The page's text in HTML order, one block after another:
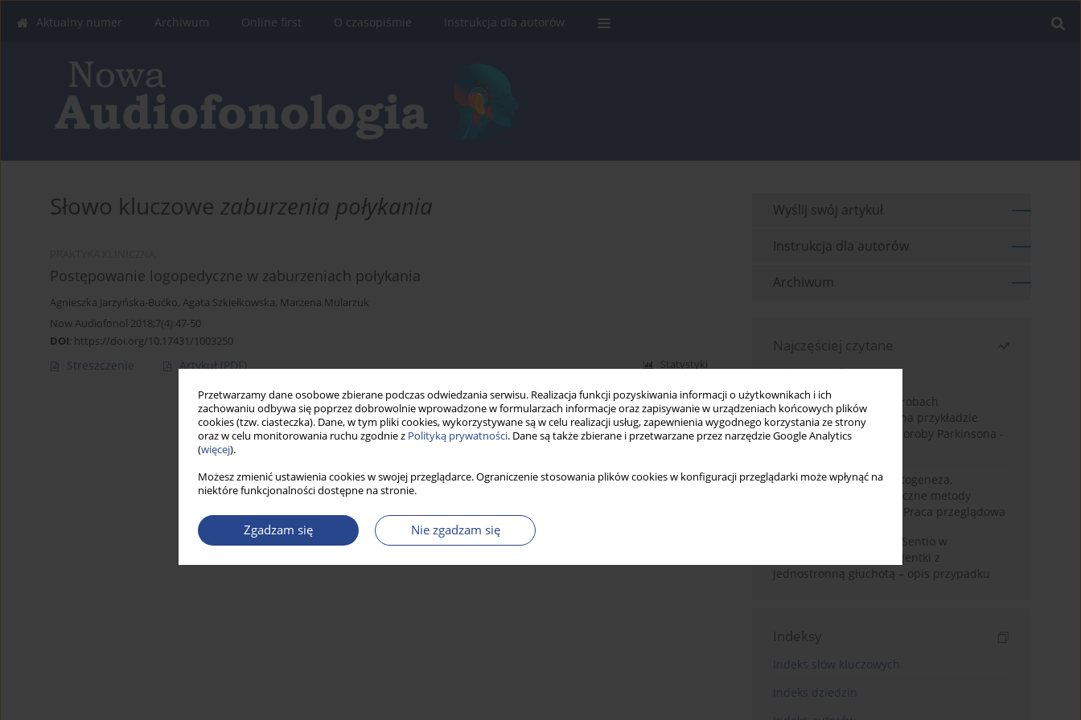
Przetwarzamy dane osobowe zbierane podczas odwiedzania serwisu. Realizacja funkcji pozyskiwania informacji o użytkownikach i ich
zachowaniu odbywa się poprzez dobrowolnie wprowadzone w formularzach informacje oraz zapisywanie w urządzeniach końcowych plików
cookies (tzw. ciasteczka). Dane, w tym pliki cookies, wykorzystywane są w celu realizacji usług, zapewnienia wygodnego korzystania ze strony
oraz w celu monitorowania ruchu zgodnie z Polityką prywatności. Dane są także zbierane i przetwarzane przez narzędzie Google Analytics
(więcej).
Możesz zmienić ustawienia cookies w swojej przeglądarce. Ograniczenie stosowania plików cookies w konfiguracji przeglądarki może wpłynąć na
niektóre funkcjonalności dostępne na stronie.
Zgadzam się Nie zgadzam się
Aktualny numer Archiwum Online first O czasopiśmie Instrukcja dla autorów
Słowo kluczowe zaburzenia połykania
Postępowanie logopedyczne w zaburzeniach połykania
Agnieszka Jarzyńska-Bućko, Agata Szkiełkowska, Marzena Mularzuk
Now Audiofonol 2018;7(4):47-50
DOI: https://doi.org/10.17431/1003250
Streszczenie Artykuł(PDF) Statystyki
Wyślij swój artykuł
Instrukcja dla autorów
Archiwum
Najczęściej czytane
Miesiąc
Rok
Badanie zmysłów w chorobach
neurodegeneracyjnych na przykładzie
choroby Alzheimera i choroby Parkinsona -
Choroba Meniere’a – patogeneza,
diagnostyka, niechirurgiczne metody
leczenia i kontrowersje. Praca przeglądowa
Wykorzystanie systemu Sentio w
konfiguracji CROS u pacjentki z
jednostronną głuchotą – opis przypadku
Indeksy
Indeks słów kluczowych
Indeks dziedzin